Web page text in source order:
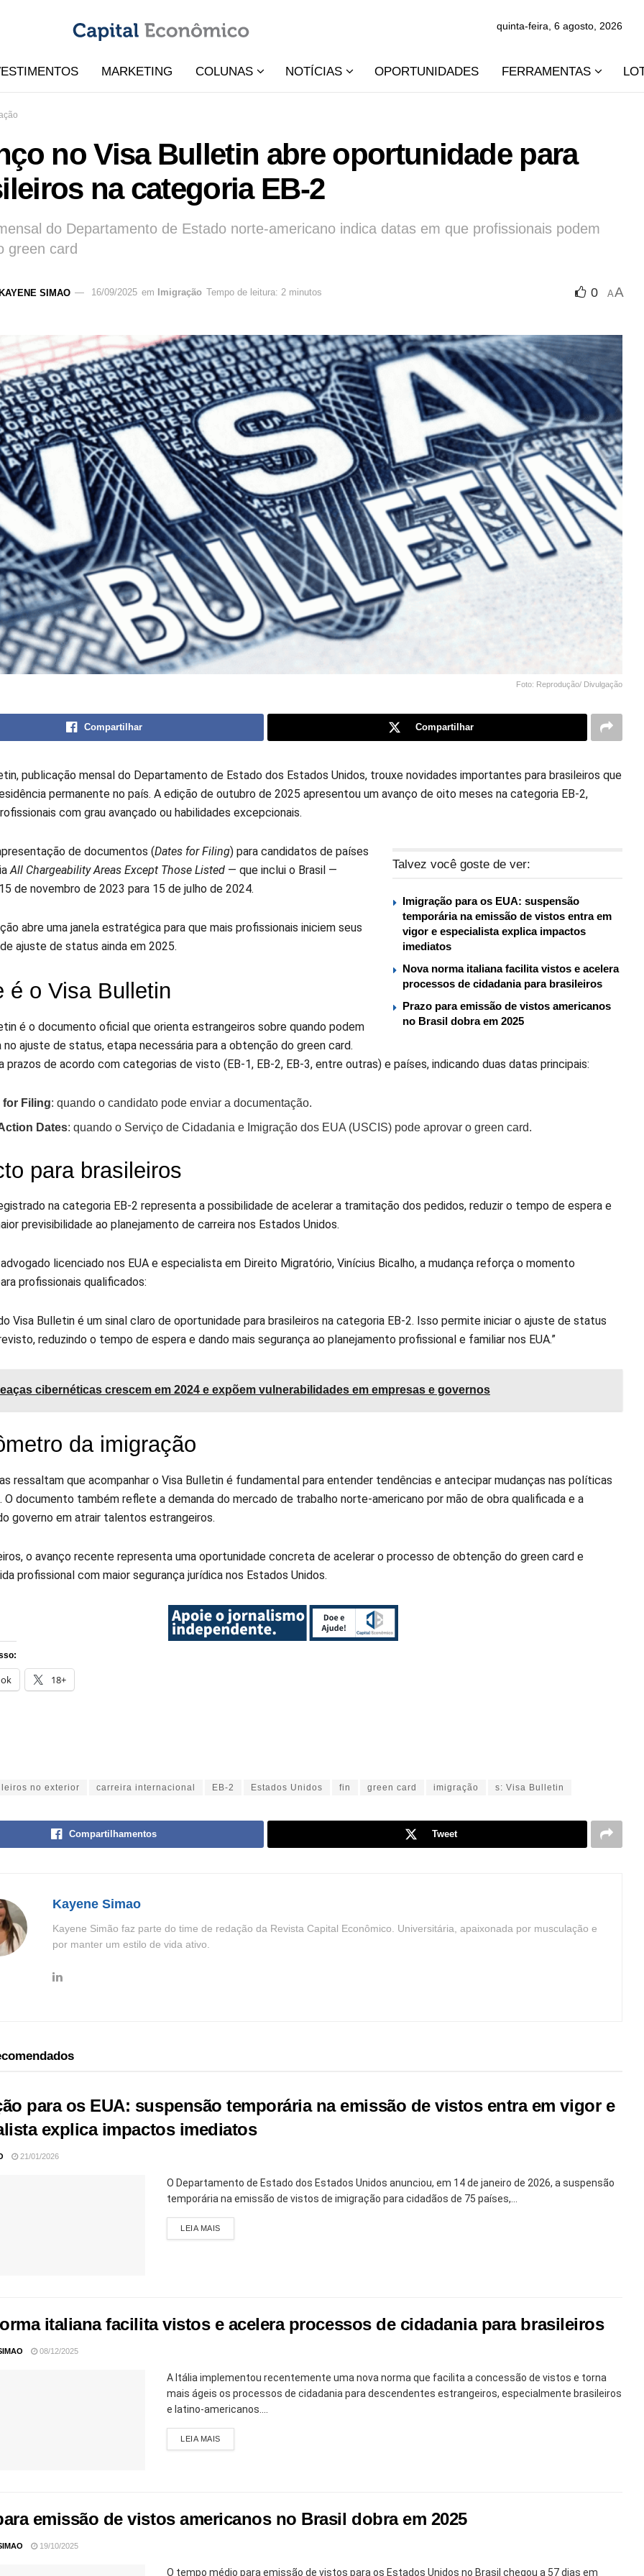
quinta-feira, 6 agosto, 2026
MARKETING COLUNAS NOTÍCIAS OPORTUNIDADES FERRAMENTAS
no Visa Bulletin abre oportunidade para
na categoria EB-2
do Departamento de Estado norte-americano indica datas em que profissionais podem
green card
SIMAO 16/09/2025 em Imigração Tempo de leitura: 2 minutos 0 AA
Foto: Reprodução/ Divulgação
Compartilhar Compartilhar
publicação mensal do Departamento de Estado dos Estados Unidos, trouxe novidades importantes para brasileiros que
permanente no país. A edição de outubro de 2025 apresentou um avanço de oito meses na categoria EB-2,
com grau avançado ou habilidades excepcionais.
Talvez você goste de ver:
Imigração para os EUA: suspensão
temporária na emissão de vistos entra em
vigor e especialista explica impactos
imediatos
Nova norma italiana facilita vistos e acelera
processos de cidadania para brasileiros
Prazo para emissão de vistos americanos
no Brasil dobra em 2025
de documentos (Dates for Filing) para candidatos de países
All Chargeability Areas Except Those Listed — que inclui o Brasil —
de novembro de 2023 para 15 de julho de 2024.
abre uma janela estratégica para que mais profissionais iniciem seus
ajuste de status ainda em 2025.
é o Visa Bulletin
é o documento oficial que orienta estrangeiros sobre quando podem
no ajuste de status, etapa necessária para a obtenção do green card.
prazos de acordo com categorias de visto (EB-1, EB-2, EB-3, entre outras) e países, indicando duas datas principais:
for Filing: quando o candidato pode enviar a documentação.
Dates: quando o Serviço de Cidadania e Imigração dos EUA (USCIS) pode aprovar o green card.
para brasileiros
na categoria EB-2 representa a possibilidade de acelerar a tramitação dos pedidos, reduzir o tempo de espera e
previsibilidade ao planejamento de carreira nos Estados Unidos.
licenciado nos EUA e especialista em Direito Migratório, Vinícius Bicalho, a mudança reforça o momento
profissionais qualificados:
Visa Bulletin é um sinal claro de oportunidade para brasileiros na categoria EB-2. Isso permite iniciar o ajuste de status
reduzindo o tempo de espera e dando mais segurança ao planejamento profissional e familiar nos EUA.”
cibernéticas crescem em 2024 e expõem vulnerabilidades em empresas e governos
da imigração
ressaltam que acompanhar o Visa Bulletin é fundamental para entender tendências e antecipar mudanças nas políticas
O documento também reflete a demanda do mercado de trabalho norte-americano por mão de obra qualificada e a
governo em atrair talentos estrangeiros.
o avanço recente representa uma oportunidade concreta de acelerar o processo de obtenção do green card e
profissional com maior segurança jurídica nos Estados Unidos.
18+
no exterior carreira internacional EB-2 Estados Unidos fin green card imigração s: Visa Bulletin
Compartilhamentos Tweet
Kayene Simao
Kayene Simão faz parte do time de redação da Revista Capital Econômico. Universitária, apaixonada por musculação e
por manter um estilo de vida ativo.
para os EUA: suspensão temporária na emissão de vistos entra em vigor e
explica impactos imediatos
21/01/2026
O Departamento de Estado dos Estados Unidos anunciou, em 14 de janeiro de 2026, a suspensão
temporária na emissão de vistos de imigração para cidadãos de 75 países,...
LEIA MAIS
italiana facilita vistos e acelera processos de cidadania para brasileiros
08/12/2025
A Itália implementou recentemente uma nova norma que facilita a concessão de vistos e torna
mais ágeis os processos de cidadania para descendentes estrangeiros, especialmente brasileiros
e latino-americanos....
LEIA MAIS
emissão de vistos americanos no Brasil dobra em 2025
19/10/2025
O tempo médio para emissão de vistos para os Estados Unidos no Brasil chegou a 57 dias em